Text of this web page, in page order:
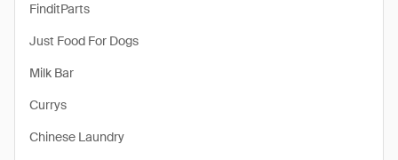
FinditParts
Just Food For Dogs
Milk Bar
Currys
Chinese Laundry